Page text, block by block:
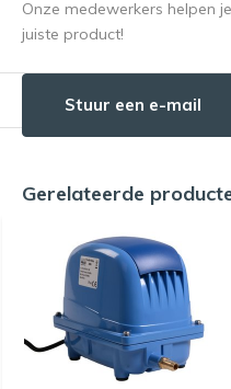
Onze medewerkers helpen
juiste product!
Stuur een e-mail
Gerelateerde